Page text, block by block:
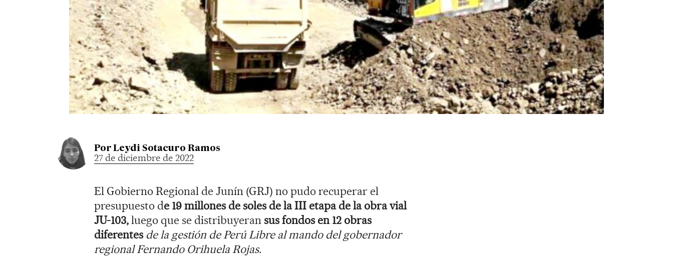
Por Leydi Sotacuro Ramos
27 de diciembre de 2022
El Gobierno Regional de Junín (GRJ) no pudo recuperar el
presupuesto de 19 millones de soles de la III etapa de la obra vial
JU-103,luego que se distribuyeran sus fondos en 12 obras
diferentes de la gestión de Perú Libre al mando del gobernador
regional Fernando Orihuela Rojas.